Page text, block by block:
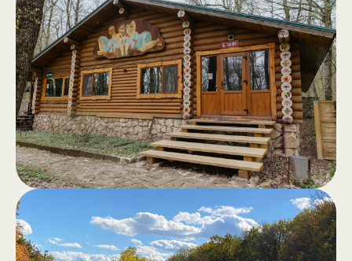
Комфортабельные деревянные
домики с террасой и панорамным
видом на лес — идеальное
убежище от городской спешки.
Домики .
Сауна в лесу.